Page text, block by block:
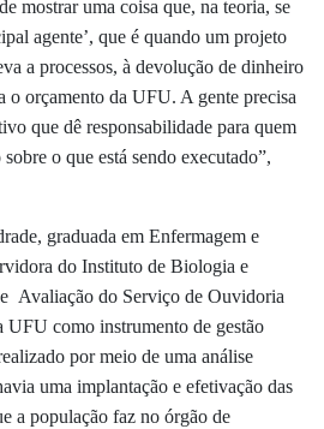
mostrar uma coisa que, na teoria, se
agente’, que é quando um projeto
a processos, à devolução de dinheiro
o orçamento da UFU. A gente precisa
que dê responsabilidade para quem
o que está sendo executado”,
graduada em Enfermagem e
do Instituto de Biologia e
Avaliação do Serviço de Ouvidoria
como instrumento de gestão
por meio de uma análise
uma implantação e efetivação das
a população faz no órgão de